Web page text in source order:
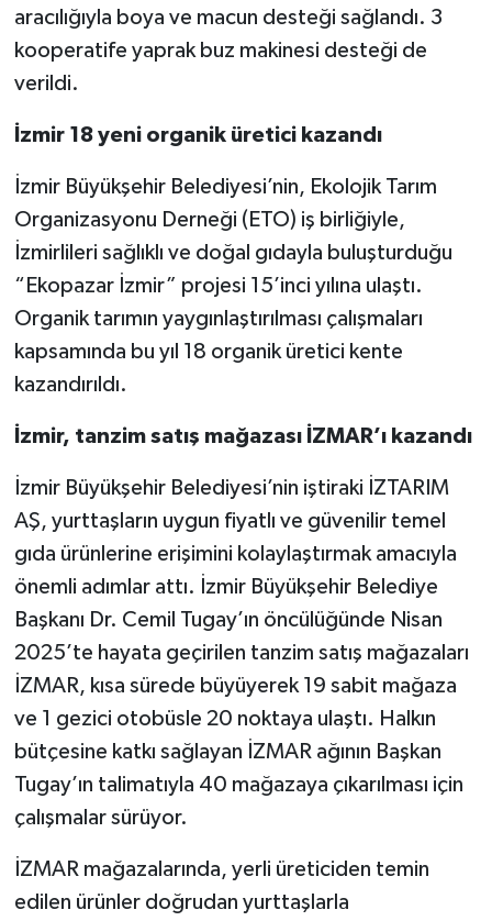
aracılığıyla boya ve macun desteği sağlandı. 3
kooperatife yaprak buz makinesi desteği de
verildi.
İzmir 18 yeni organik üretici kazandı
İzmir Büyükşehir Belediyesi’nin, Ekolojik Tarım
Organizasyonu Derneği (ETO) iş birliğiyle,
İzmirlileri sağlıklı ve doğal gıdayla buluşturduğu
“Ekopazar İzmir” projesi 15’inci yılına ulaştı.
Organik tarımın yaygınlaştırılması çalışmaları
kapsamında bu yıl 18 organik üretici kente
kazandırıldı.
İzmir, tanzim satış mağazası İZMAR’ı kazandı
İzmir Büyükşehir Belediyesi’nin iştiraki İZTARIM
AŞ, yurttaşların uygun fiyatlı ve güvenilir temel
gıda ürünlerine erişimini kolaylaştırmak amacıyla
önemli adımlar attı. İzmir Büyükşehir Belediye
Başkanı Dr. Cemil Tugay’ın öncülüğünde Nisan
2025’te hayata geçirilen tanzim satış mağazaları
İZMAR, kısa sürede büyüyerek 19 sabit mağaza
ve 1 gezici otobüsle 20 noktaya ulaştı. Halkın
bütçesine katkı sağlayan İZMAR ağının Başkan
Tugay’ın talimatıyla 40 mağazaya çıkarılması için
çalışmalar sürüyor.
İZMAR mağazalarında, yerli üreticiden temin
edilen ürünler doğrudan yurttaşlarla